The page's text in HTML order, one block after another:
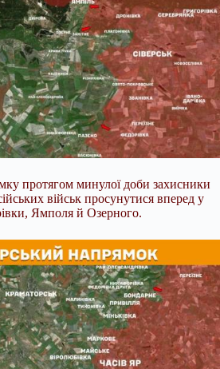
протягом минулої доби захисники
військ просунутися вперед у
Ямполя й Озерного.